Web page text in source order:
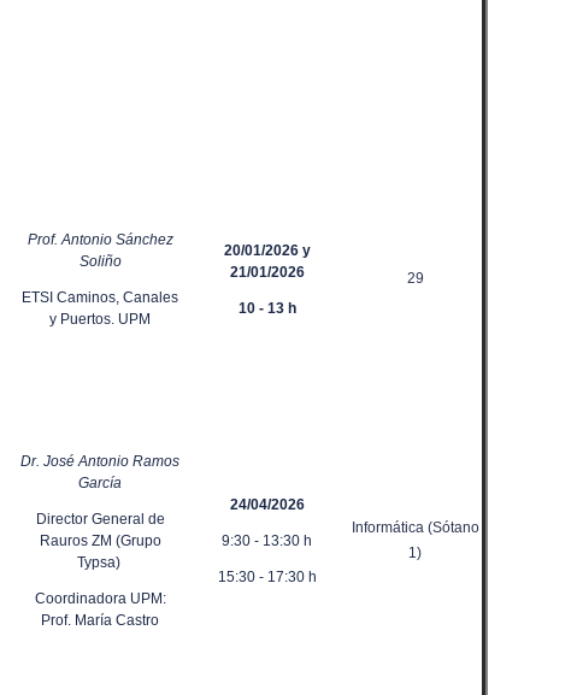
Prof. Antonio Sánchez
Soliño
ETSI Caminos, Canales
y Puertos. UPM
20/01/2026 y
21/01/2026
10 - 13 h
29
Dr. José Antonio Ramos
García
Director General de
Rauros ZM (Grupo
Typsa)
Coordinadora UPM:
Prof. María Castro
24/04/2026
9:30 - 13:30 h
15:30 - 17:30 h
Informática (Sótano
1)